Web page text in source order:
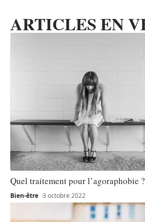
ARTICLES EN
Quel traitement pour l’agoraphobie ?
Bien-être 3 octobre 2022